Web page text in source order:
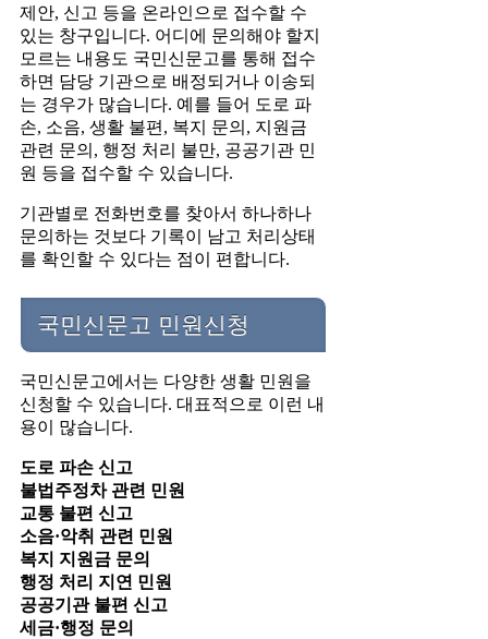
제안, 신고 등을 온라인으로 접수할 수
있는 창구입니다. 어디에 문의해야 할지
모르는 내용도 국민신문고를 통해 접수
하면 담당 기관으로 배정되거나 이송되
는 경우가 많습니다. 예를 들어 도로 파
손, 소음, 생활 불편, 복지 문의, 지원금
관련 문의, 행정 처리 불만, 공공기관 민
원 등을 접수할 수 있습니다.
기관별로 전화번호를 찾아서 하나하나
문의하는 것보다 기록이 남고 처리상태
를 확인할 수 있다는 점이 편합니다.
국민신문고 민원신청
국민신문고에서는 다양한 생활 민원을
신청할 수 있습니다. 대표적으로 이런 내
용이 많습니다.
도로 파손 신고
불법주정차 관련 민원
교통 불편 신고
소음·악취 관련 민원
복지 지원금 문의
행정 처리 지연 민원
공공기관 불편 신고
세금·행정 문의